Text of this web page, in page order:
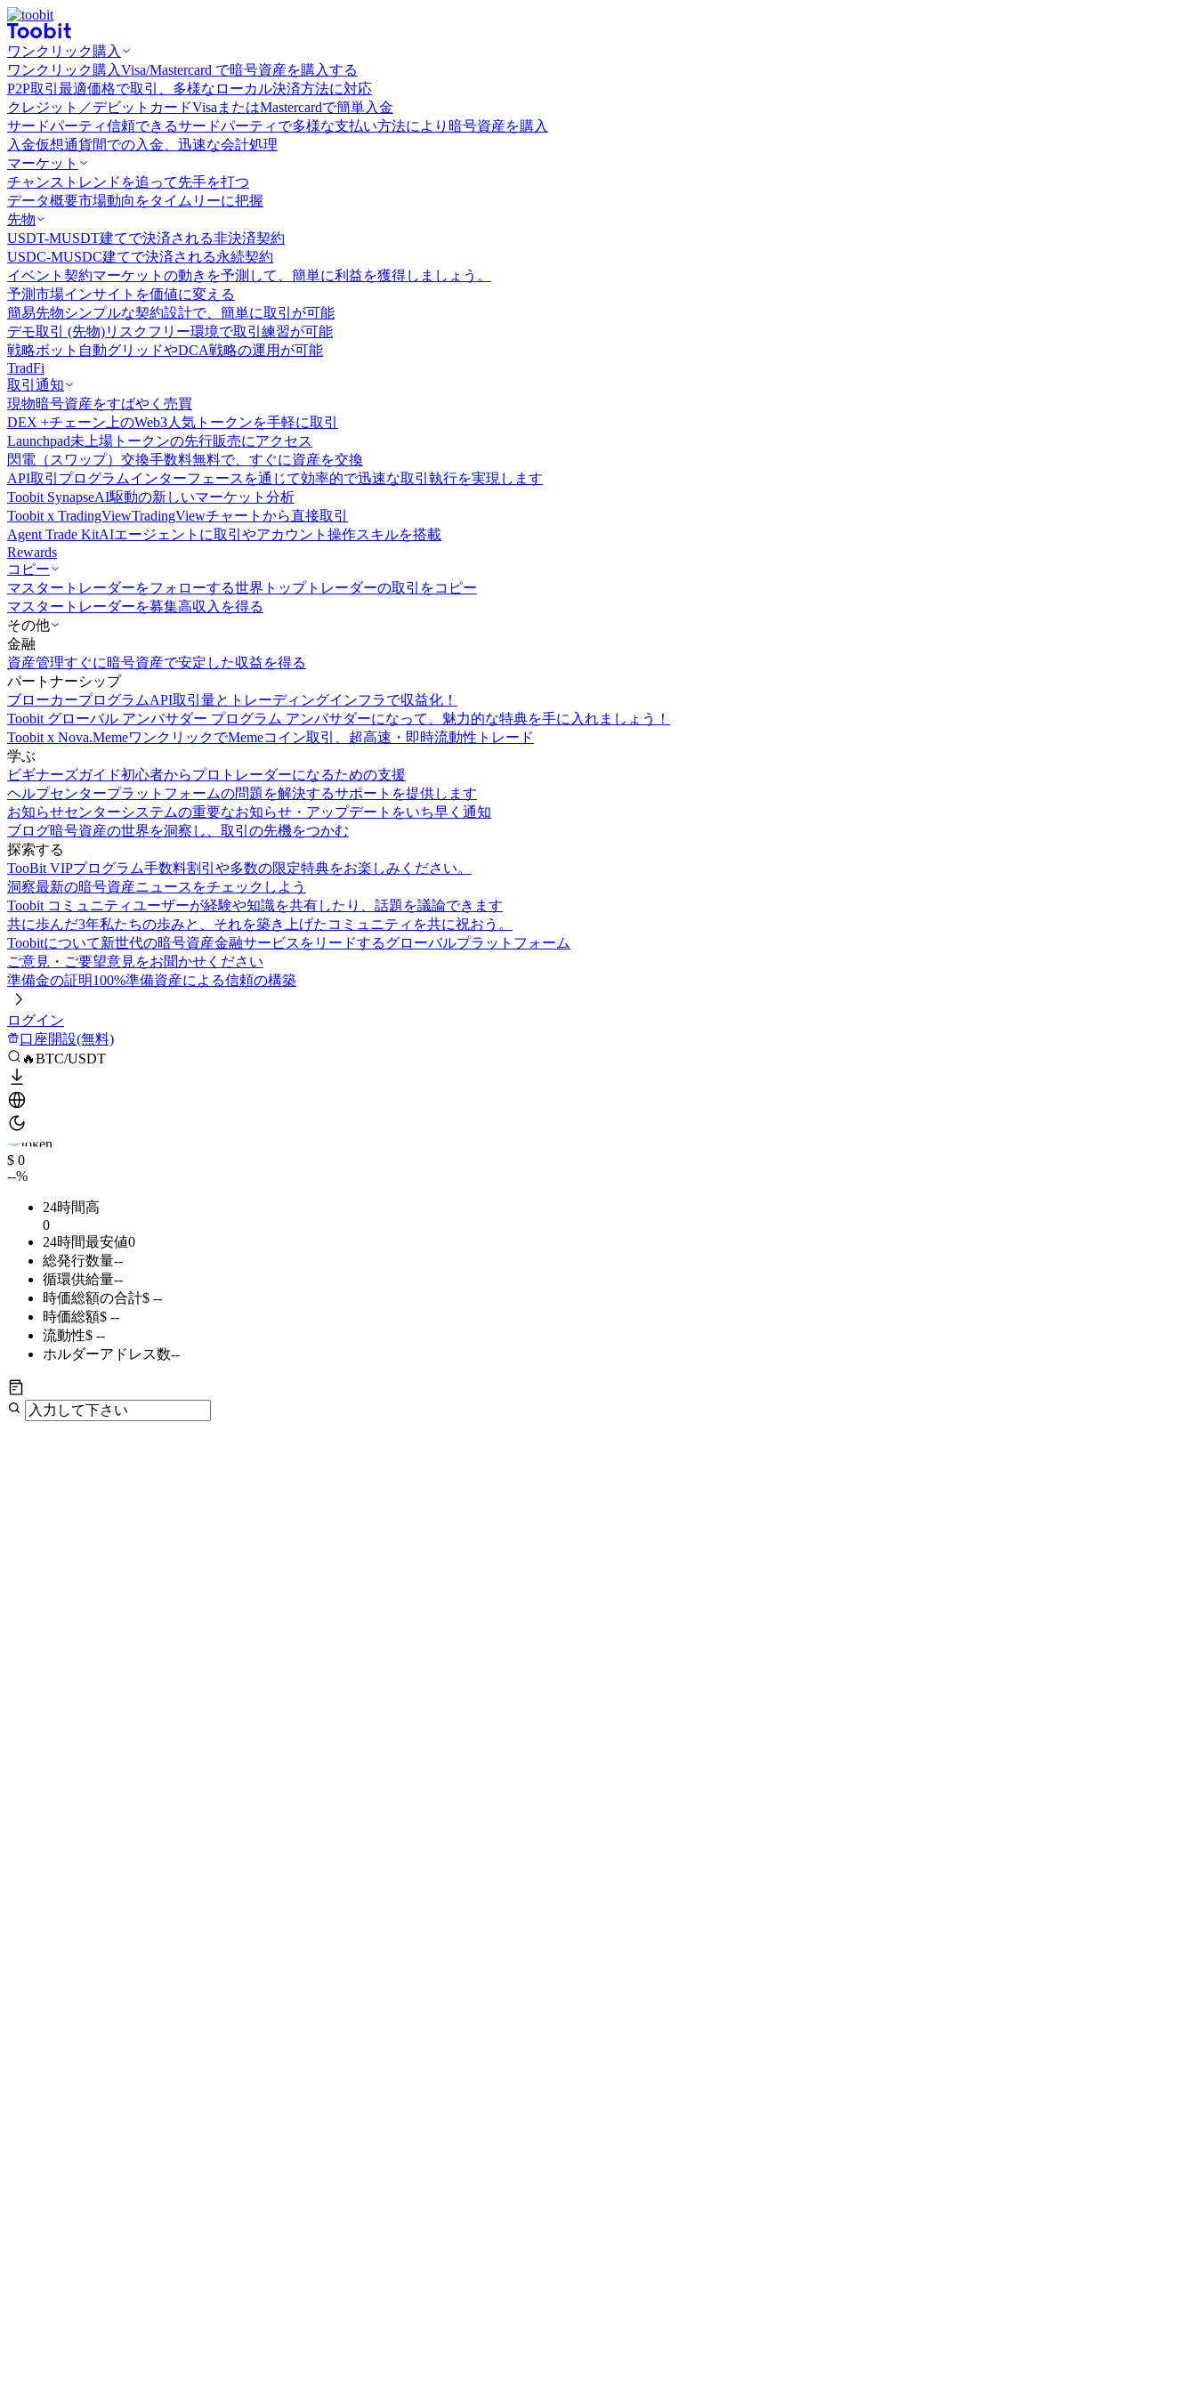
ワンクリック購入
ワンクリック購入Visa/Mastercard で暗号資産を購入する
P2P取引 最適価格で取引、多様なローカル決済方法に対応
クレジット／デビットカードVisaまたはMastercardで簡単入金
サードパーティ信頼できるサードパーティで多様な支払い方法により暗号資産を購入
入金仮想通貨間での入金、迅速な会計処理
マーケット
チャンス トレンドを追って先手を打つ
データ概要市場動向をタイムリーに把握
先物
USDT-MUSDT建てで決済される非決済契約
USDC-MUSDC建てで決済される永続契約
イベント契約マーケットの動きを予測して、簡単に利益を獲得しましょう。
予測市場インサイトを価値に変える
簡易先物シンプルな契約設計で、簡単に取引が可能
デモ取引 (先物)リスクフリー環境で取引練習が可能
戦略ボット 自動グリッドやDCA戦略の運用が可能
TradFi
取引通知
現物暗号資産をすばやく売買
DEX +チェーン上のWeb3人気トークンを手軽に取引
Launchpad未上場トークンの先行販売にアクセス
閃電（スワップ）交換手数料無料で、すぐに資産を交換
API取引 プログラムインターフェースを通じて効率的で迅速な取引執行を実現します
Toobit SynapseAI駆動の新しいマーケット分析
Toobit x TradingViewTradingViewチャートから直接取引
Agent Trade KitAIエージェントに取引やアカウント操作スキルを搭載
Rewards
コピー
マスタートレーダーをフォローする世界トップトレーダーの取引をコピー
マスタートレーダーを募集高収入を得る
その他
金融
資産管理すぐに暗号資産で安定した収益を得る
パートナーシップ
ブローカープログラムAPI取引量とトレーディングインフラで収益化！
Toobit グローバル アンバサダー プログラム アンバサダーになって、魅力的な特典を手に入れましょう！
Toobit x Nova.MemeワンクリックでMemeコイン取引、超高速・即時流動性トレード
学ぶ
ビギナーズガイド初心者からプロトレーダーになるための支援
ヘルプセンタープラットフォームの問題を解決するサポートを提供します
お知らせセンターシステムの重要なお知らせ・アップデートをいち早く通知
ブログ暗号資産の世界を洞察し、取引の先機をつかむ
探索する
TooBit VIPプログラム手数料割引や多数の限定特典をお楽しみください。
洞察最新の暗号資産ニュースをチェックしよう
Toobit コミュニティユーザーが経験や知識を共有したり、話題を議論できます
共に歩んだ3年私たちの歩みと、それを築き上げたコミュニティを共に祝おう。
Toobitについて新世代の暗号資産金融サービスをリードするグローバルプラットフォーム
ご意見・ご要望意見をお聞かせください
準備金の証明100%準備資産による信頼の構築
ログイン
口座開設(無料)
🔥BTC/USDT
$ 0
--%
24時間高
0
24時間最安値0
総発行数量--
循環供給量--
時価総額の合計$ --
時価総額$ --
流動性$ --
ホルダーアドレス数--